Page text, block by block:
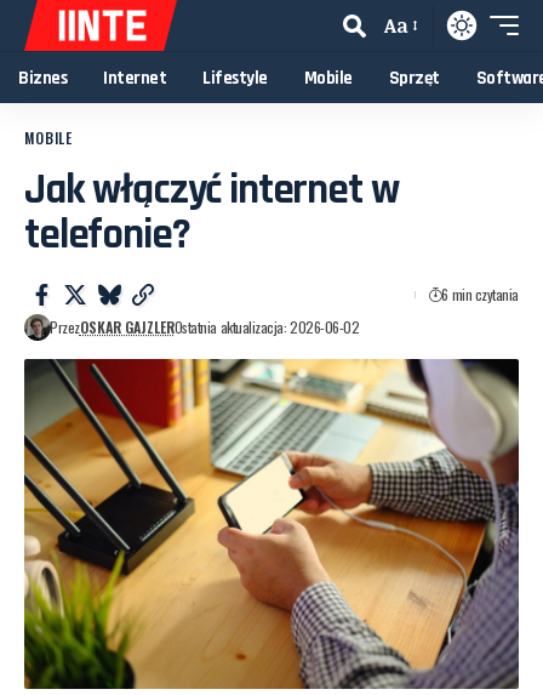
Aa
Biznes Internet Lifestyle Mobile Sprzęt
MOBILE
Jak włączyć internet w
telefonie?
PrzezOSKAR GAJZLEROstatnia aktualizacja: 2026-06-02
6 min czytania